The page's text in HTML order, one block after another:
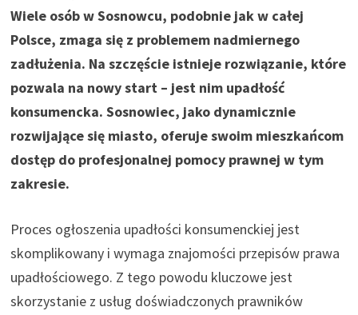
Wiele osób w Sosnowcu, podobnie jak w całej
Polsce, zmaga się z problemem nadmiernego
zadłużenia. Na szczęście istnieje rozwiązanie, które
pozwala na nowy start – jest nim upadłość
konsumencka. Sosnowiec, jako dynamicznie
rozwijające się miasto, oferuje swoim mieszkańcom
dostęp do profesjonalnej pomocy prawnej w tym
zakresie.
Proces ogłoszenia upadłości konsumenckiej jest
skomplikowany i wymaga znajomości przepisów prawa
upadłościowego. Z tego powodu kluczowe jest
skorzystanie z usług doświadczonych prawników